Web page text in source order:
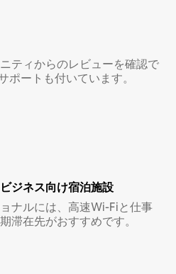
ティからのレビューを確認で
ポートも付いています。
ジ⁠ネ⁠ス⁠向⁠け宿⁠泊⁠施⁠設
ナルには、高速Wi-Fiと仕事
滞在先がおすすめです。